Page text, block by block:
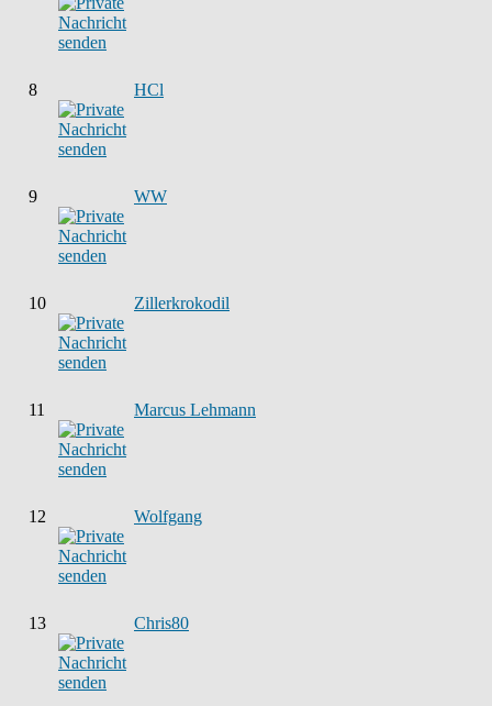
8 HCl
9 WW
10 Zillerkrokodil
11 Marcus Lehmann
12 Wolfgang
13 Chris80